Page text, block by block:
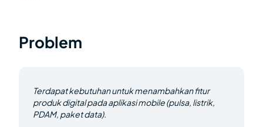
Problem
Terdapat kebutuhan untuk menambahkan fitur
produk digital pada aplikasi mobile (pulsa, listrik,
PDAM, paket data).